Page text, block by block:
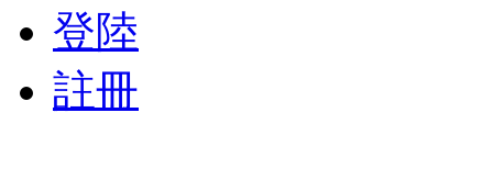
登陸
註冊